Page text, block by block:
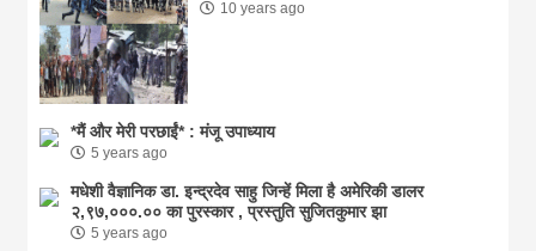
10 years ago
*मैं और मेरी परछाईं* : मंजू उपाध्याय
5 years ago
मधेशी वैज्ञानिक डा. इन्द्रदेव साहु जिन्हें मिला है अमेरिकी डालर
२,९७,०००.०० का पुरस्कार , प्रस्तुति सुजितकुमार झा
5 years ago